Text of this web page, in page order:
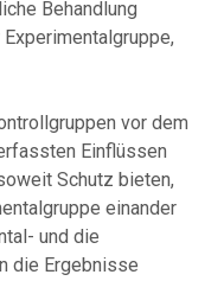
Behandlung
vor dem
Einflüssen
Schutz bieten,
einander
und die
die Ergebnisse